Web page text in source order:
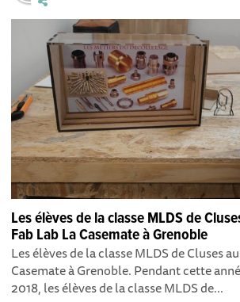
Les élèves de la classe MLDS de
Fab Lab La Casemate à Grenoble
Les élèves de la classe MLDS de Cluses
Casemate à Grenoble. Pendant cette
2018, les élèves de la classe MLDS de...